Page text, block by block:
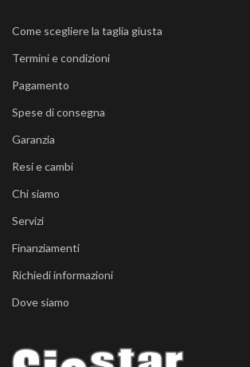
Come scegliere la taglia giusta
Termini e condizioni
Pagamento
Spese di consegna
Garanzia
Resi e cambi
Chi siamo
Servizi
Finanziamenti
Richiedi informazioni
Dove siamo